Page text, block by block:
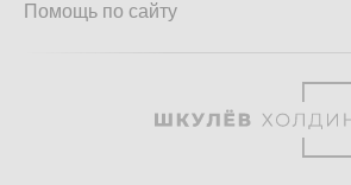
Помощь по сайту